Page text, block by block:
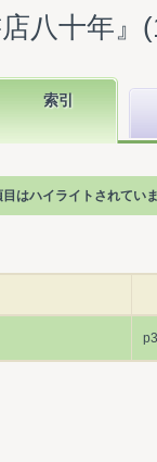
八十年』
索引
はハイライトされてい